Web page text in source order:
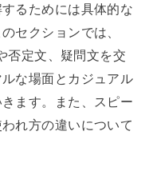
るためには具体的な
セクションでは、
否定文、疑問文を交
な場面とカジュアル
ます。また、スピー
れ方の違いについて